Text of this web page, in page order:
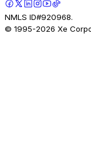
NMLS ID#920968.
© 1995-2026 Xe